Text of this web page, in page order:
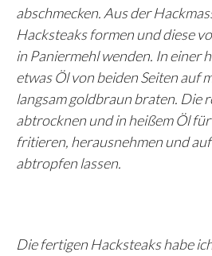
abschmecken. Aus der
Hacksteaks formen und diese
in Paniermehl wenden. In einer
etwas Öl von beiden Seiten auf
langsam goldbraun braten. Die
abtrocknen und in heißem Öl
fritieren, herausnehmen und
abtropfen lassen.
Die fertigen Hacksteaks habe